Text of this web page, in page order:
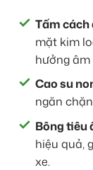
Tấm cách
mặt kim
hưởng
Cao su
ngăn
Bông tiêu
hiệu quả,
xe.